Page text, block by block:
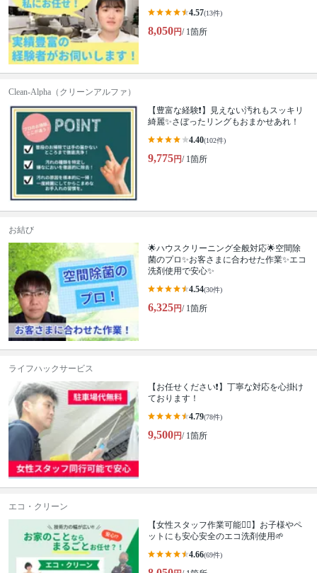
4.57(13件)
8,050円/ 1箇所
Clean-Alpha（クリーンアルファ）
【豊富な経験❗️】見えない汚れもスッキリ
綺麗✨さぼったリングもおまかせあれ！
4.40(102件)
9,775円/ 1箇所
お結び
🌟ハウスクリーニング全般対応🌟空間除
菌のプロ✨お客さまに合わせた作業✨エコ
洗剤使用で安心✨
4.54(30件)
6,325円/ 1箇所
ライフハックサービス
【お任せください❗️】丁寧な対応を心掛け
ております！
4.79(78件)
9,500円/ 1箇所
エコ・クリーン
【女性スタッフ作業可能🙆‍♀️】お子様やペ
ットにも安心安全のエコ洗剤使用🌱
4.66(69件)